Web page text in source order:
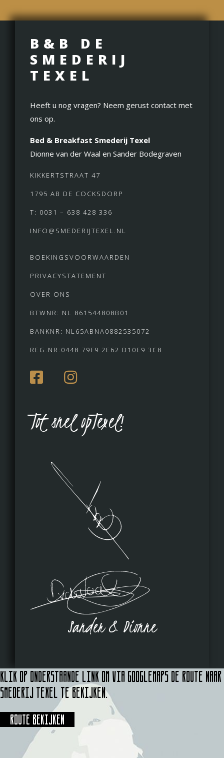
B&B DE
SMEDERIJ
TEXEL
Heeft u nog vragen? Neem gerust contact met
ons op.
Bed & Breakfast Smederij Texel
Dionne van der Waal en Sander Bodegraven
KIKKERTSTRAAT 47
1795 AB DE COCKSDORP
T: 0031 – 638 428 336
INFO@SMEDERIJTEXEL.NL
BOEKINGSVOORWAARDEN
PRIVACYSTATEMENT
OVER ONS
BTWNR: NL 861544808B01
BANKNR: NL65ABNA0882535072
REG.NR:0448 79F9 2E62 D10E9 3C8
Tot snel opTexel!
Sander & Dionne
Klik op onderstaande link om via Googlemaps de route naar
Smederij Texel te bekijken.
Route bekijken